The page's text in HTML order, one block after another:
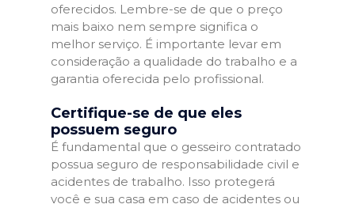
oferecidos. Lembre-se de que o preço
mais baixo nem sempre significa o
melhor serviço. É importante levar em
consideração a qualidade do trabalho e a
garantia oferecida pelo profissional.
Certifique-se de que eles
possuem seguro
É fundamental que o gesseiro contratado
possua seguro de responsabilidade civil e
acidentes de trabalho. Isso protegerá
você e sua casa em caso de acidentes ou